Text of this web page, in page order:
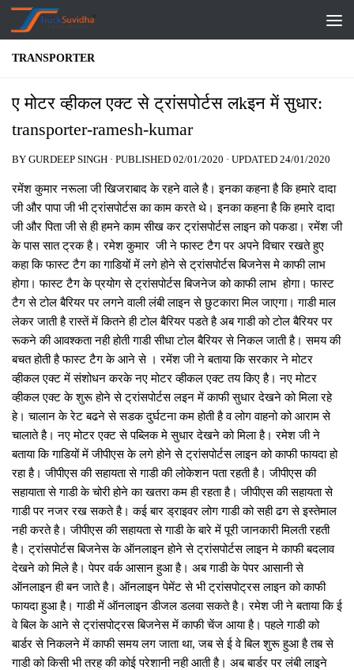
Skip to content
TRANSPORTER
ए मोटर व्‍हीकल एक्‍ट से ट्रांसपोर्टस लkइन में सुधार:
transporter-ramesh-kumar
BY GURDEEP SINGH · PUBLISHED 02/01/2020 · UPDATED 24/01/2020
रमेंश कुमार नरूला जी खिजराबाद के रहने वाले है। इनका कहना है कि हमारे दादा
जी और पापा जी भी ट्रांसपोर्टस का काम करते थे। इनका कहना है कि हमारे दादा
जी और पिता जी से ही हमने काम सीख कर ट्रांसपोर्टस लाइन को पकडा। रमेंश जी
के पास सात ट्रक है। रमेश कुमार जी ने फास्‍ट टैग पर अपने विचार रखते हुए
कहा कि फास्‍ट टैग का गाडियों में लगे होने से ट्रांसपोर्टस बिजनेस मे काफी लाभ
होगा। फास्‍ट टैग के प्रयोग से ट्रांसपोर्टस बिजनेज को काफी लाभ होगा। फास्‍ट
टैग से टोल बैरियर पर लगने वाली लंबी लाइन से छुटकारा मिल जाएगा। गाडी माल
लेकर जाती है रास्‍तें में कितने ही टोल बैरियर पडते है अब गाडी को टोल बैरियर पर
रूकने की आवश्‍कता नही होती गाडी सीधा टोल बैरियर से निकल जाती है। समय की
बचत होती है फास्‍ट टैग के आने से । रमेंश जी ने बताया कि सरकार ने मोटर
व्‍हीकल एक्‍ट में संशोधन करके नए मोटर व्‍हीकल एक्‍ट तय किए है। नए मोटर
व्‍हीकल एक्‍ट के शुरू होने से ट्रांसपोर्टस लइन में काफी सुधार देखने को मिला रहे
हे। चालान के रेट बढने से सडक दुर्घटना कम होती है व लोग वाहनो को आराम से
चालाते है। नए मोटर एक्‍ट से पब्लिक मे सुधार देखने को मिला है। रमेश जी ने
बताया कि गाडियों में जीपीएस के लगे होने से ट्रांसपोर्टस लाइन को काफी फायदा हो
रहा है। जीपीएस की सहायता से गाडी की लोकेशन पता रहती है। जीपीएस की
सहायाता से गाडी के चोरी होने का खतरा कम ही रहता है। जीपीएस की सहायता से
गाडी पर नजर रख सकते है। कई बार ड्राइवर लोग गाडी को सही ढग से इस्‍तेमाल
नही करते है। जीपीएस की सहायता से गाडी के बारे में पूरी जानकारी मिलती रहती
है। ट्रांसपोर्टस बिजनेस के ऑनलाइन होने से ट्रांसपोर्टस लाइन मे काफी बदलाव
देखने को मिले है। पेपर वर्क आसान हुआ है। अब गाडी के पेपर आसानी से
ऑनलाइन ही बन जाते है। ऑनलाइन पेमेंट से भी ट्रांसपोट्रस लाइन को काफी
फायदा हुआ है। गाडी में ऑनलाइन डीजल डलवा सकते है। रमेश जी ने बताया कि ई
वे बिल के आने से ट्रांसपोट्रस बिजनेस में काफी चेंज आया है। पहले गाडी को
बार्डर से निकलने में काफी समय लग जाता था, जब से ई वे बिल शुरू हुआ है तब से
गाडी को किसी भी तरह की कोई परेशानी नही आती है। अब बार्डर पर लंबी लाइने